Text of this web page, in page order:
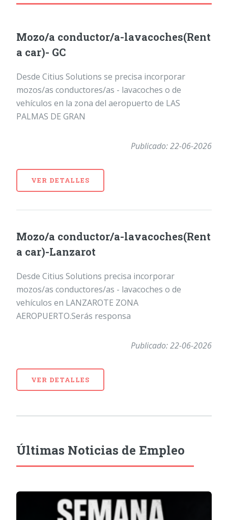
Mozo/a conductor/a-lavacoches(Rent
a car)- GC
Desde Citius Solutions se precisa incorporar
mozos/as conductores/as - lavacoches o de
vehículos en la zona del aeropuerto de LAS
PALMAS DE GRAN
Publicado: 22-06-2026
VER DETALLES
Mozo/a conductor/a-lavacoches(Rent
a car)-Lanzarot
Desde Citius Solutions precisa incorporar
mozos/as conductores/as - lavacoches o de
vehículos en LANZAROTE ZONA
AEROPUERTO.Serás responsa
Publicado: 22-06-2026
VER DETALLES
Últimas Noticias de Empleo